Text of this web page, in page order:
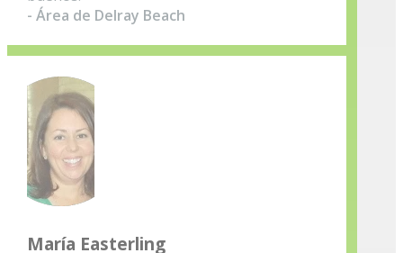
- Área de Delray Beach
María Easterling